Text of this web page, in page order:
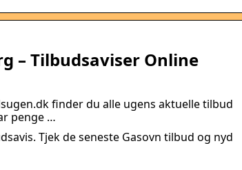
– Tilbudsaviser Online
finder du alle ugens aktuelle tilbud
penge …
Tjek de seneste Gasovn tilbud og nyd